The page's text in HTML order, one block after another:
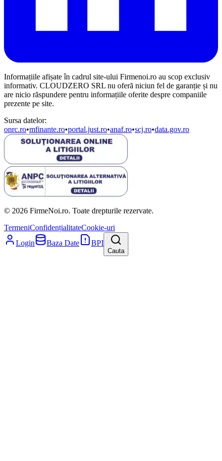
Informațiile afișate în cadrul site-ului Firmenoi.ro au scop exclusiv
informativ. CLOUDZERO SRL nu oferă niciun fel de garanție și nu
are nicio răspundere pentru informațiile oferite despre companiile
prezente pe site.
Sursa datelor:
onrc.ro•mfinante.ro•portal.just.ro•anaf.ro•scj.ro•data.gov.ro
© 2026 FirmeNoi.ro. Toate drepturile rezervate.
TermeniConfidențialitateCookie-uri
Login
Baza Date BPI
Cauta